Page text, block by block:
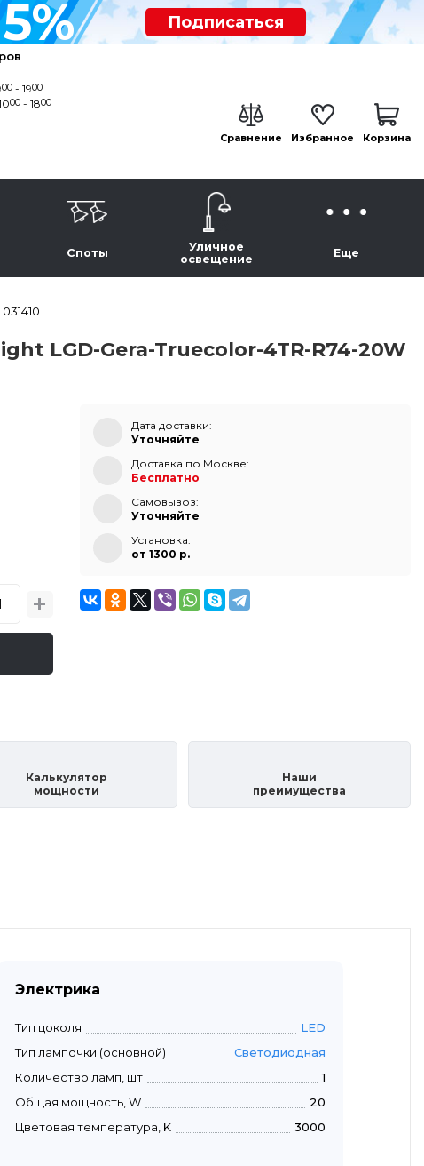
Подписаться
00 - 1900
00 - 1800
Сравнение Избранное Корзина
Споты
Уличное
освещение
Еще
LGD-Gera-Truecolor-4TR-R74-20W
Дата доставки:
Уточняйте
Доставка по Москве:
Бесплатно
Самовывоз:
Уточняйте
Установка:
от 1300 p.
Калькулятор
мощности
Наши
преимущества
Электрика
Тип цоколя
LED
Тип лампочки (основной)
Светодиодная
Количество ламп, шт
1
Общая мощность, W
20
Цветовая температура, K
3000